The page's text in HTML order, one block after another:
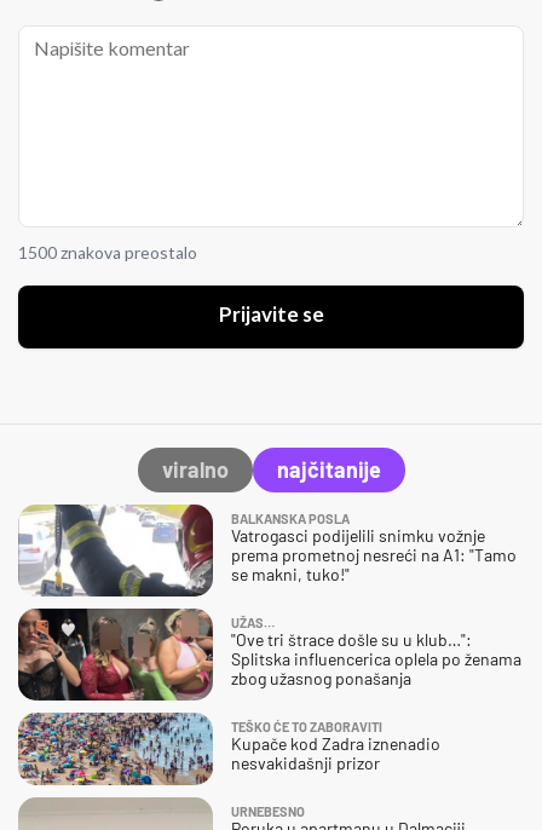
1500 znakova preostalo
Prijavite se
viralno najčitanije
BALKANSKA POSLA
Vatrogasci podijelili snimku vožnje
prema prometnoj nesreći na A1: "Tamo
se makni, tuko!"
UŽAS…
"Ove tri štrace došle su u klub…":
Splitska influencerica oplela po ženama
zbog užasnog ponašanja
TEŠKO ĆE TO ZABORAVITI
Kupače kod Zadra iznenadio
nesvakidašnji prizor
URNEBESNO